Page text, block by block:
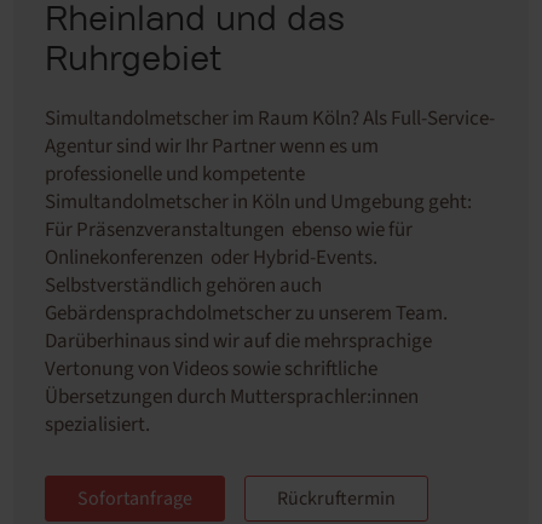
Rheinland und das
Ruhrgebiet
Simultandolmetscher im Raum Köln? Als Full-Service-
Agentur sind wir Ihr Partner wenn es um
professionelle und kompetente
Simultandolmetscherin Köln und Umgebung geht:
Für Präsenzveranstaltungen ebenso wie für
Onlinekonferenzen oder Hybrid-Events.
Selbstverständlich gehören auch
Gebärdensprachdolmetscherzu unserem Team.
Darüberhinaus sind wir auf die mehrsprachige
Vertonung von Videossowie schriftliche
Übersetzungen durch Muttersprachler:innen
spezialisiert.
Sofortanfrage Rückruftermin